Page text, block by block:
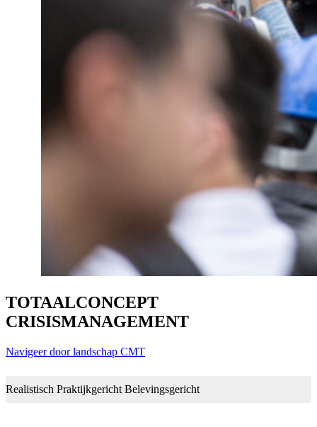
TOTAALCONCEPT
CRISISMANAGEMENT
Navigeer door landschap CMT
Realistisch Praktijkgericht Belevingsgericht